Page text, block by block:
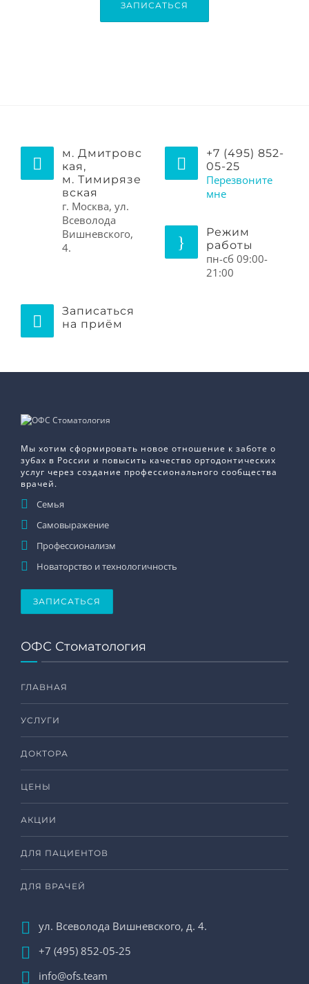
ЗАПИСАТЬСЯ
м. Дмитровс
кая,
м. Тимирязе
вская
г. Москва, ул.
Всеволода
Вишневского,
4.
+7 (495) 852-
05-25
Перезвоните
мне
Режим
работы
пн-сб 09:00-
21:00
Записаться
на приём
Мы хотим сформировать новое отношение к заботе о
зубах в России и повысить качество ортодонтических
услуг через создание профессионального сообщества
врачей.
Семья
Самовыражение
Профессионализм
Новаторство и технологичность
ЗАПИСАТЬСЯ
ОФС Стоматология
ГЛАВНАЯ
УСЛУГИ
ДОКТОРА
ЦЕНЫ
АКЦИИ
ДЛЯ ПАЦИЕНТОВ
ДЛЯ ВРАЧЕЙ
ул. Всеволода Вишневского, д. 4.
+7 (495) 852-05-25
info@ofs.team